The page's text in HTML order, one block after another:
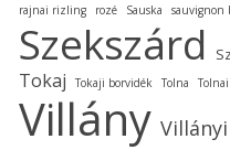
rajnai rizling
rozé Sauska sauvignon
Szekszárd
Tokaj Tokaji borvidék Tolna
Villány